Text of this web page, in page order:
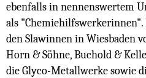
ebenfalls in nennenswertem
als
den Slawinnen in Wiesbaden
Horn & Söhne, Buchold &
die Glyco-Metallwerke sowie